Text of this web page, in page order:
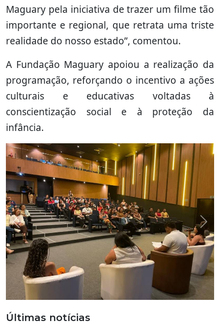
Maguary pela iniciativa de trazer um filme tão
importante e regional, que retrata uma triste
realidade do nosso estado”, comentou.
A Fundação Maguary apoiou a realização da
programação, reforçando o incentivo a ações
culturais e educativas voltadas à
conscientização social e à proteção da
infância.
Previous
Últimas notícias